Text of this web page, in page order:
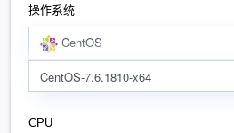
操作系统
CentOS
CPU